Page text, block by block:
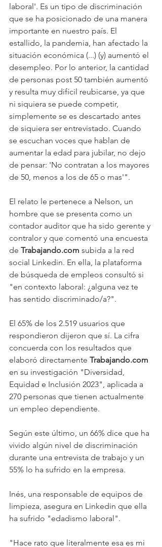
laboral'. Es un tipo de discriminación
que se ha posicionado de una manera
importante en nuestro país. El
estallido, la pandemia, han afectado la
situación económica (...) (y) aumentó el
desempleo. Por lo anterior, la cantidad
de personas post 50 también aumentó
y resulta muy difícil reubicarse, ya que
ni siquiera se puede competir,
simplemente se es descartado antes
de siquiera ser entrevistado. Cuando
se escuchan voces que hablan de
aumentar la edad para jubilar, no dejo
de pensar: 'No contratan a los mayores
de 50, menos a los de 65 o mas'".
El relato le pertenece a Nelson, un
hombre que se presenta como un
contador auditor que ha sido gerente y
contralor y que comentó una encuesta
de Trabajando.com subida a la red
social Linkedin. En ella, la plataforma
de búsqueda de empleos consultó si
"en contexto laboral: ¿alguna vez te
has sentido discriminado/a?".
El 65% de los 2.519 usuarios que
respondieron dijeron que sí. La cifra
concuerda con los resultados que
elaboró directamente Trabajando.com
en su investigación "Diversidad,
Equidad e Inclusión 2023", aplicada a
270 personas que tienen actualmente
un empleo dependiente.
Según este último, un 66% dice que ha
vivido algún nivel de discriminación
durante una entrevista de trabajo y un
55% lo ha sufrido en la empresa.
Inés, una responsable de equipos de
limpieza, asegura en Linkedin que ella
ha sufrido "edadismo laboral".
"Hace rato que literalmente esa es mi